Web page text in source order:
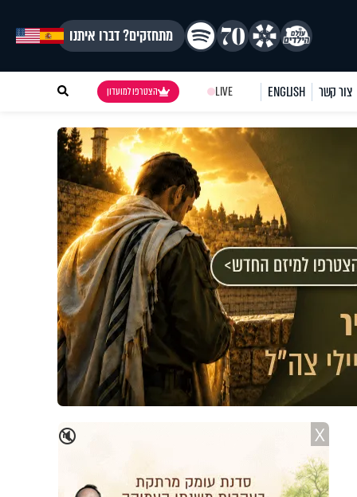
מתחזקים? דברו איתנו
צור קשר ENGLISH
LIVE הצטרפו למועדון
🔇 X